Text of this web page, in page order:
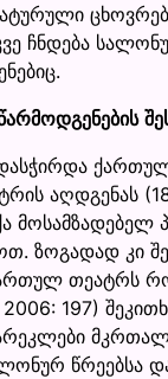
ჩნდება
დასჭირდა
აღდგენას
ზოგადად კი
თეატრს
197)
წრეებსა